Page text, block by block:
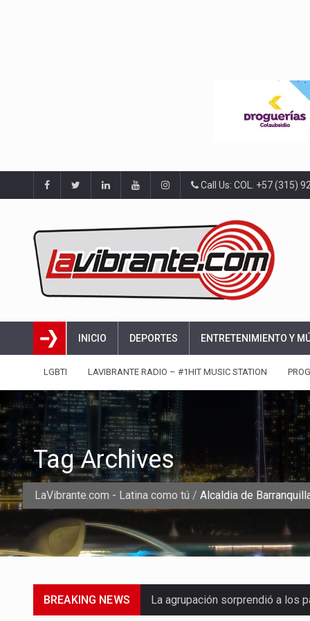
Call Us: COL. +57 (315)
INICIO DEPORTES ENTRETENIMIENTO Y
LGBTI LAVIBRANTE RADIO – #1HIT MUSIC STATION
LaVibrante.com - Latina como tú / Alcaldia de
Tag Archives
BREAKING NEWS La agrupación sorprendió a los